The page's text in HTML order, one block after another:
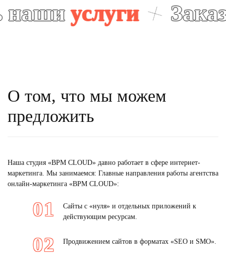
услуги Заказать
О том, что мы можем
предложить
Наша студия «BPM CLOUD» давно работает в сфере интернет-
маркетинга. Мы занимаемся: Главные направления работы агентства
онлайн-маркетинга «BPM CLOUD»:
Сайты с «нуля» и отдельных приложений к
действующим ресурсам.
Продвижением сайтов в форматах «SEO и SMO».